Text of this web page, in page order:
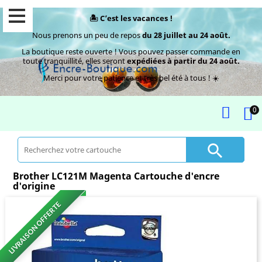
🏝️ C’est les vacances !
Nous prenons un peu de reposdu 28 juillet au 24 août.
La boutique reste ouverte ! Vous pouvez passer commande en
toute tranquillité, elles serontexpédiées à partir du 24 août.
Merci pour votre patience et très bel été à tous ! ☀️
0

Brother LC121M Magenta Cartouche d'encre
d'origine
LIVRAISON OFFERTE